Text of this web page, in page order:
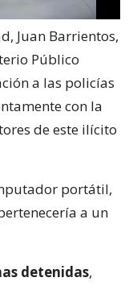
Juan Barrientos,
Público
a las policías
con la
de este ilícito
portátil,
a un
detenidas,